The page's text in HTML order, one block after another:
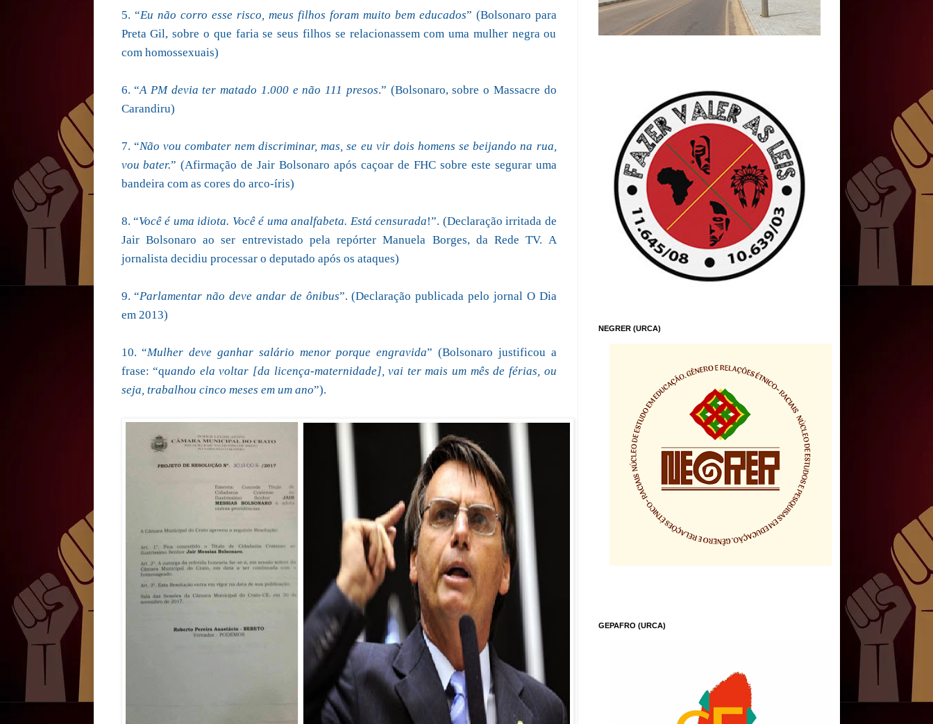
5. “Eu não corro esse risco, meus filhos foram muito bem educados” (Bolsonaro para
Preta Gil, sobre o que faria se seus filhos se relacionassem com uma mulher negra ou
com homossexuais)
6. “A PM devia ter matado 1.000 e não 111 presos.” (Bolsonaro, sobre o Massacre do
Carandiru)
7. “Não vou combater nem discriminar, mas, se eu vir dois homens se beijando na rua,
vou bater.” (Afirmação de Jair Bolsonaro após caçoar de FHC sobre este segurar uma
bandeira com as cores do arco-íris)
8. “Você é uma idiota. Você é uma analfabeta. Está censurada!”. (Declaração irritada de
Jair Bolsonaro ao ser entrevistado pela repórter Manuela Borges, da Rede TV. A
jornalista decidiu processar o deputado após os ataques)
9. “Parlamentar não deve andar de ônibus”. (Declaração publicada pelo jornal O Dia
em 2013)
10. “Mulher deve ganhar salário menor porque engravida” (Bolsonaro justificou a
frase: “quando ela voltar [da licença-maternidade], vai ter mais um mês de férias, ou
seja, trabalhou cinco meses em um ano”).
NEGRER (URCA)
GEPAFRO (URCA)